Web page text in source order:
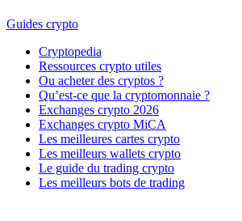
Guides crypto
Cryptopedia
Ressources crypto utiles
Ou acheter des cryptos ?
Qu’est-ce que la cryptomonnaie ?
Exchanges crypto 2026
Exchanges crypto MiCA
Les meilleures cartes crypto
Les meilleurs wallets crypto
Le guide du trading crypto
Les meilleurs bots de trading